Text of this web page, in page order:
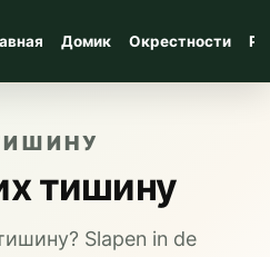
Домик Окрестности
тишину
Slapen in de